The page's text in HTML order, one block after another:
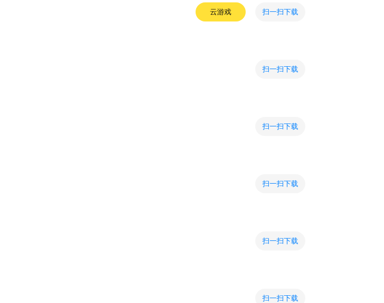
云游戏 扫一扫下载
扫一扫下载
扫一扫下载
扫一扫下载
扫一扫下载
扫一扫下载